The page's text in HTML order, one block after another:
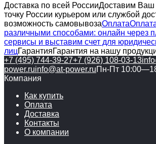
Доставка по всей РоссииДоставим Ваш
точку России курьером или службой
возможность самовывозаОплата
различными способами: онлайн через
сервисы и выставим счет для
лицГарантияГарантия на нашу
+7 (495) 744-39-27+7 (926) 108-03-13
power.ruinfo@at-power.ruПн-Пт
Компания
Как купить
Оплата
Доставка
Контакты
О компании